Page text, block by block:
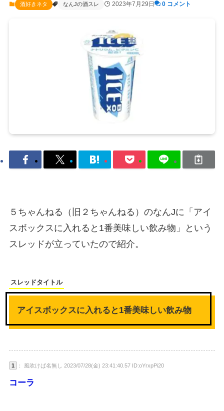
酒好きネタ なんJの酒スレ 2023年7月29日 0 コメント
５ちゃんねる（旧２ちゃんねる）のなんJに「アイ
スボックスに入れると1番美味しい飲み物」という
スレッドが立っていたので紹介。
スレッドタイトル
アイスボックスに入れると1番美味しい飲み物
1 ： 風吹けば名無し 2023/07/28(金) 23:41:40.57 ID:oYrxpPi20
コーラ